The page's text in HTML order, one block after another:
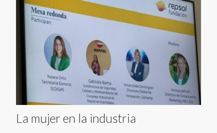
La mujer en la industria